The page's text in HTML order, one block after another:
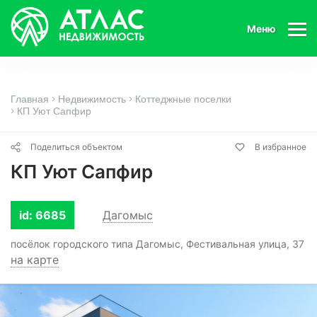
Меню
Главная Недвижимость
Коттеджные поселки
КП Уют Сапфир
Поделиться объектом В избранное
КП Уют Сапфир
id: 6685 Дагомыс
посёлок городского типа Дагомыс, Фестивальная улица, 37
на карте